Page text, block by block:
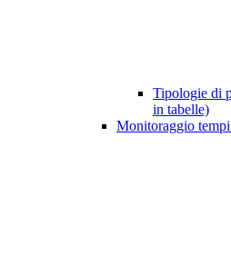
Tipologie di
in tabelle)
Monitoraggio